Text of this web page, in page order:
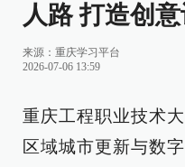
人路 打造创
来源： 重庆学习平台
2026-07-06 13:59
重庆工程职业技术
区域城市更新与数